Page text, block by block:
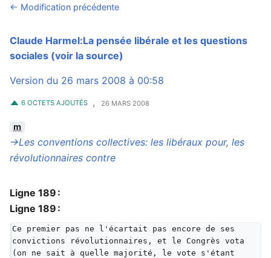
← Modification précédente
Claude Harmel:La pensée libérale et les questions
sociales (voir la source)
Version du 26 mars 2008 à 00:58
6 OCTETS AJOUTÉS , 26 MARS 2008
m
→‎Les conventions collectives: les libéraux pour, les
révolutionnaires contre
Ligne 189 :
Ligne 189 :
Ce premier pas ne l'écartait pas encore de ses
convictions révolutionnaires, et le Congrès vota
(on ne sait à quelle majorité, le vote s'étant